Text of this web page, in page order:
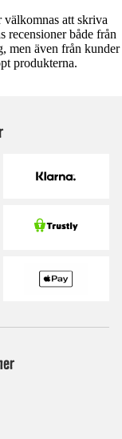
välkomnas att skriva
recensioner både från
men även från kunder
produkterna.